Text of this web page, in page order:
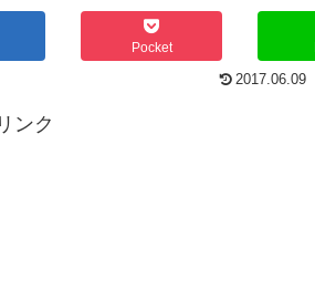
Pocket
2017.06.09
ンク